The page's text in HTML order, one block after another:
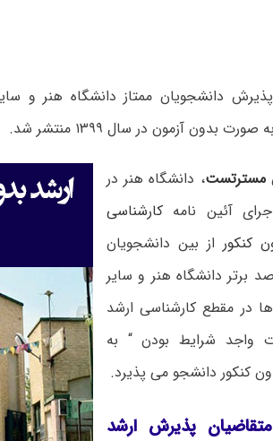
دانشجویان ممتاز دانشگاه هنر و
بدون آزمون در سال ۱۳۹۹ منتشر شد.
مسترتست، دانشگاه هنر در
آئین نامهکارشناسی
کنکوراز بین دانشجویان
برتر دانشگاه هنر و سایر
در مقطع کارشناسی ارشد
واجد شرایط بودن“ به
کنکور دانشجو می پذیرد.
پذیرش ارشد